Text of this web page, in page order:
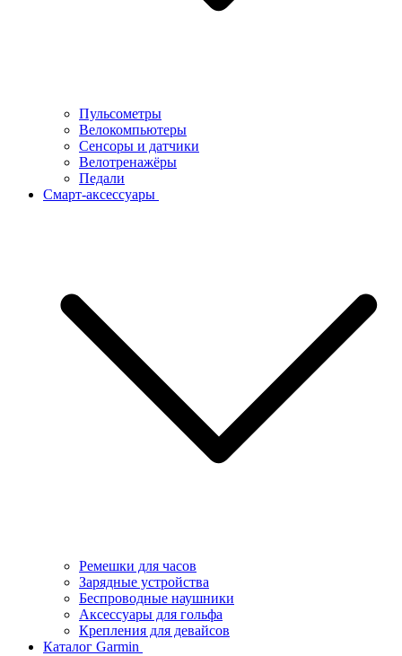
Пульсометры
Велокомпьютеры
Сенсоры и датчики
Велотренажёры
Педали
Смарт-аксессуары
Ремешки для часов
Зарядные устройства
Беспроводные наушники
Аксессуары для гольфа
Крепления для девайсов
Каталог Garmin